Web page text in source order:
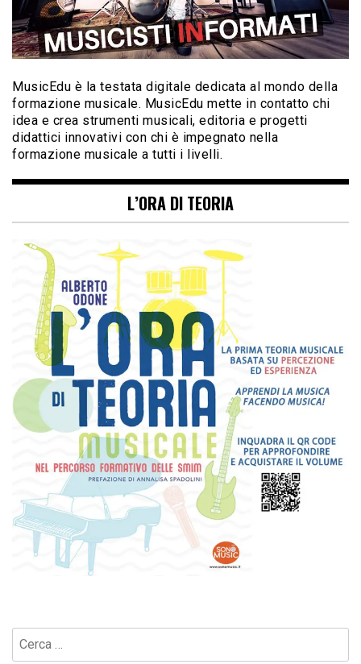
MusicEdu è la testata digitale dedicata al mondo della
formazione musicale. MusicEdu mette in contatto chi
idea e crea strumenti musicali, editoria e progetti
didattici innovativi con chi è impegnato nella
formazione musicale a tutti i livelli.
L’ORA DI TEORIA
Ricerca
per: